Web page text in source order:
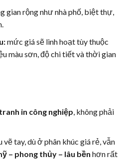
gian rộng như nhà phố, biệt thự,
mức giá sẽ linh hoạt tùy thuộc
màu sơn, độ chi tiết và thời gian
tranh in công nghiệp, không phải
tay, dù ở phân khúc giá rẻ, vẫn
– phong thủy – lâu bền hơn rất